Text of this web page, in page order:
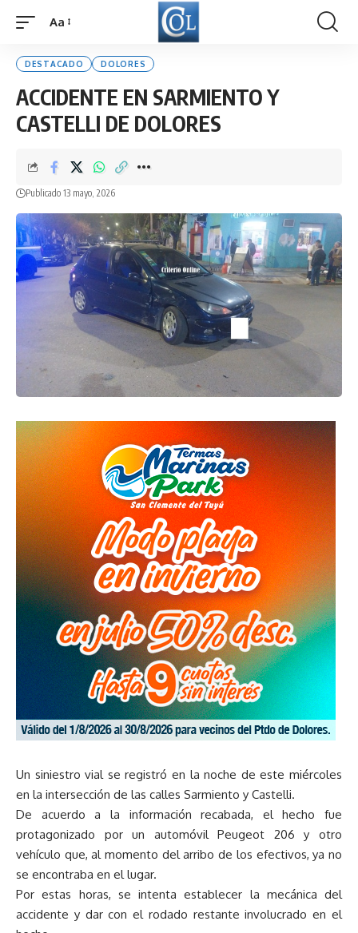
Font
Aa
DESTACADO DOLORES
ACCIDENTE EN SARMIENTO Y
CASTELLI DE DOLORES
Publicado 13 mayo, 2026
Un siniestro vial se registró en la noche de este miércoles
en la intersección de las calles Sarmiento y Castelli.
De acuerdo a la información recabada, el hecho fue
protagonizado por un automóvil Peugeot 206 y otro
vehículo que, al momento del arribo de los efectivos, ya no
se encontraba en el lugar.
Por estas horas, se intenta establecer la mecánica del
accidente y dar con el rodado restante involucrado en el